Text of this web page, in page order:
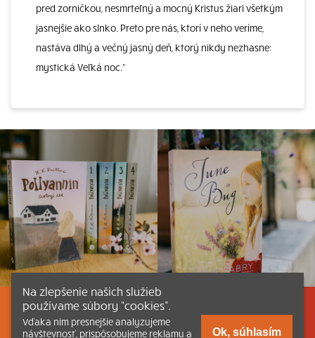
pred zorničkou, nesmrteľný a mocný Kristus žiari všetkým
jasnejšie ako slnko. Preto pre nás, ktorí v neho veríme,
nastáva dlhý a večný jasný deň, ktorý nikdy nezhasne:
mystická Veľká noc.“
Listovať Obsah Dokumenty a články
Na zlepšenie našich služieb
používame súbory “cookies”.
Vďaka nim presnejšie analyzujeme
návštevnosť, prispôsobujeme reklamu a
Ok, súhlasím